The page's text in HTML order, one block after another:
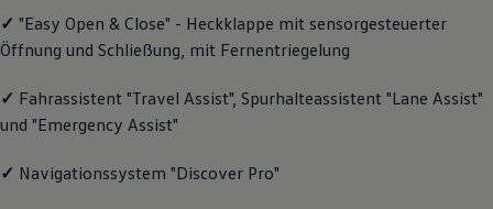
Kundeninformationen
Volkswagen Kundenbetreuung
Warn- und Kontrollleuchten
Digitale Betriebsanleitung
Live Beratung
Magazin
Transport
✓ "Easy Open & Close" - Heckklappe mit sensorgesteuerter
Öffnung und Schließung, mit Fernentriegelung
✓ Fahrassistent "Travel Assist", Spurhalteassistent "Lane Assist"
und "Emergency Assist"
✓ Navigationssystem "Discover Pro"